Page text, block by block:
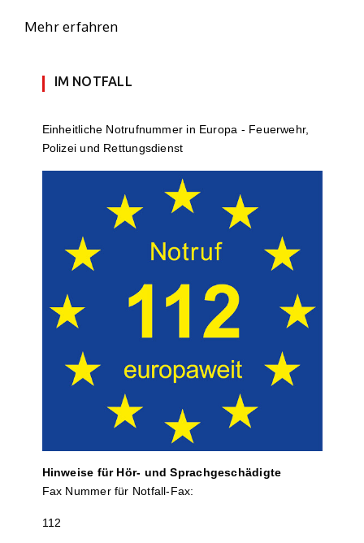
Mehr erfahren
IM NOTFALL
Einheit­li­che Notruf­num­mer in Europa - Feuerwehr,
Polizei und Rettungs­dienst
Hinweise für Hör- und Sprach­ge­schä­digte
Fax Nummer für Notfall-Fax:
112